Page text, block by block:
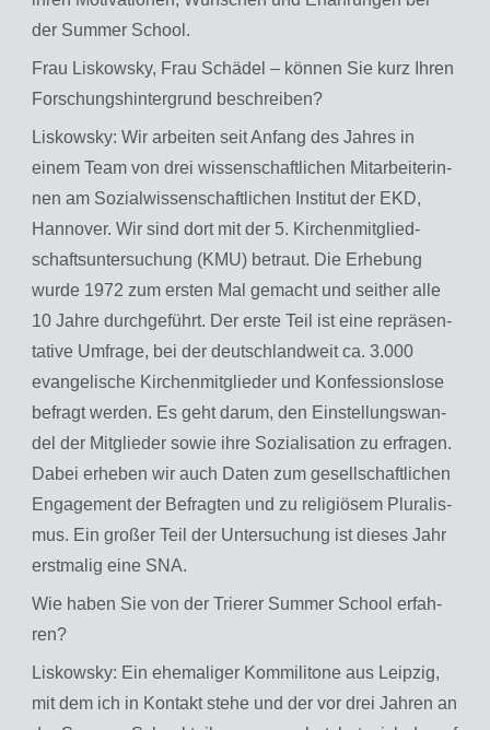
der Sum­mer School.
Frau Lis­kow­sky, Frau Schä­del – kön­nen Sie kurz Ihren
For­schungs­hin­ter­grund be­schrei­ben?
Lis­kow­sky: Wir ar­bei­ten seit An­fang des Jah­res in
einem Team von drei wis­sen­schaft­li­chen Mit­ar­bei­te­rin­
nen am So­zi­al­wis­sen­schaft­li­chen In­sti­tut der EKD,
Han­no­ver. Wir sind dort mit der 5. Kir­chen­mit­glied­
schafts­un­ter­su­chung (KMU) be­traut. Die Er­he­bung
wurde 1972 zum ers­ten Mal ge­macht und seit­her alle
10 Jahre durch­ge­führt. Der erste Teil ist eine re­prä­sen­
ta­ti­ve Um­fra­ge, bei der deutsch­land­weit ca. 3.000
evan­ge­li­sche Kir­chen­mit­glie­der und Kon­fes­si­ons­lo­se
be­fragt wer­den. Es geht darum, den Ein­stel­lungs­wan­
del der Mit­glie­der sowie ihre So­zia­li­sa­ti­on zu er­fra­gen.
Dabei er­he­ben wir auch Daten zum ge­sell­schaft­li­chen
En­ga­ge­ment der Be­frag­ten und zu re­li­giö­sem Plu­ra­lis­
mus. Ein gro­ßer Teil der Un­ter­su­chung ist die­ses Jahr
erst­ma­lig eine SNA.
Wie haben Sie von der Trie­rer Sum­mer School er­fah­
ren?
Lis­kow­sky: Ein ehe­ma­li­ger Kom­mi­li­to­ne aus Leip­zig,
mit dem ich in Kon­takt stehe und der vor drei Jah­ren an